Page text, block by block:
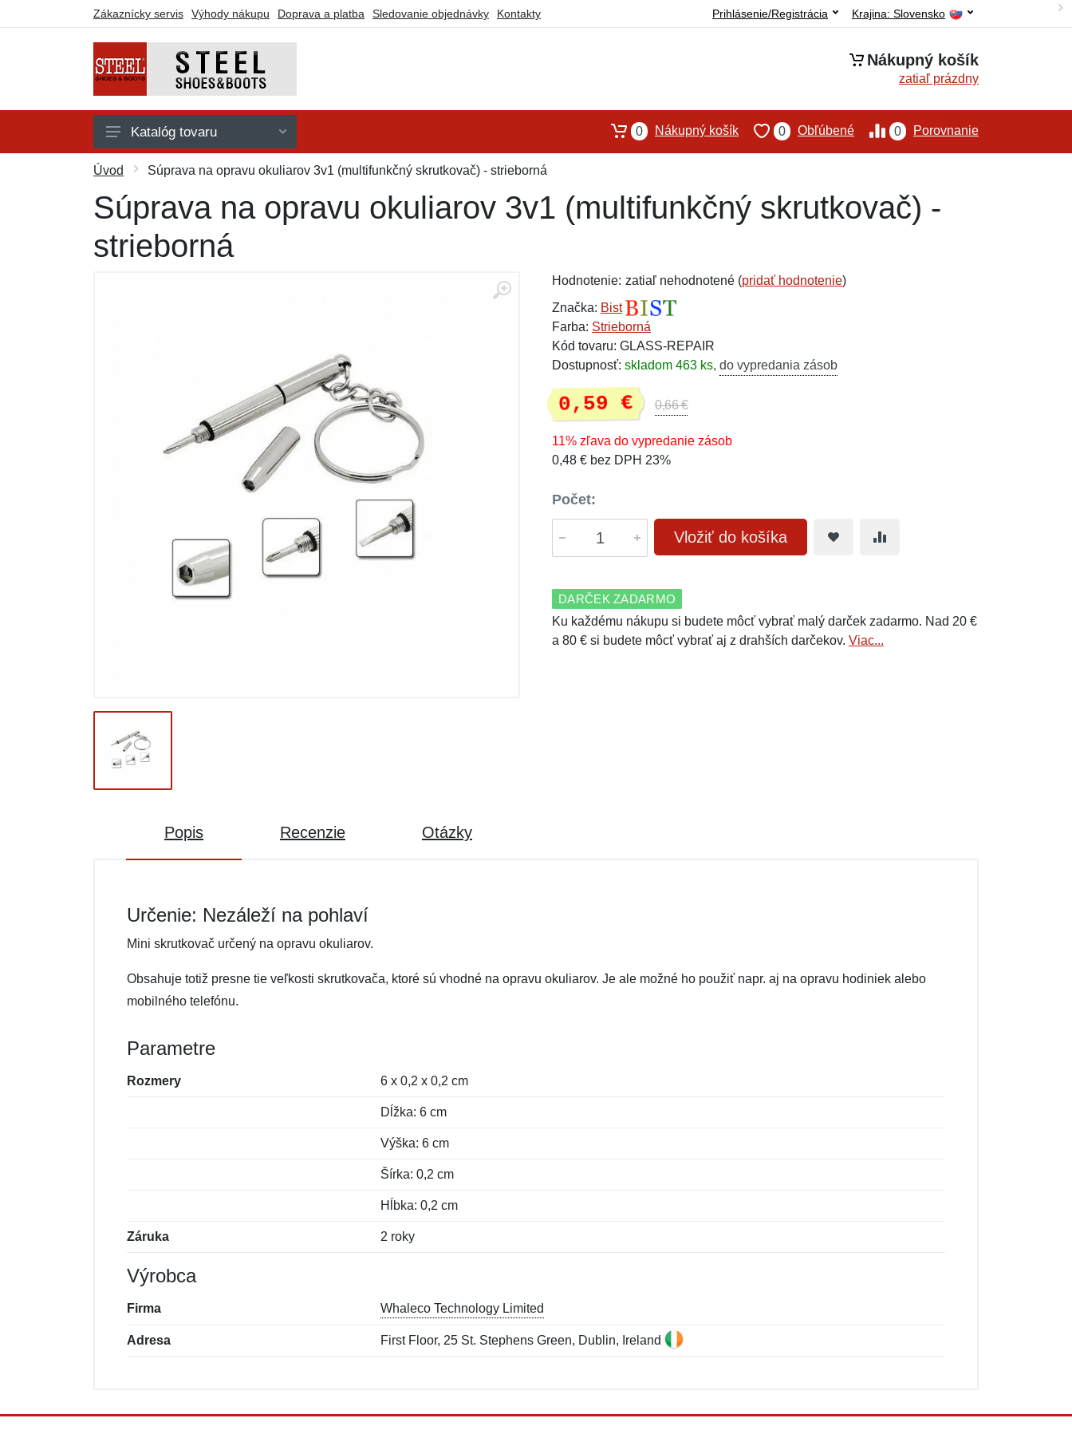
Zákaznícky servis Výhody nákupu Doprava a platba Sledovanie objednávky Kontakty Krajina: Slovensko
Prihlásenie/Registrácia
Nákupný košík
zatiaľ prázdny
3-dierkové
6-dierkové
8-dierkové
10-dierkové
Katalóg tovaru 0 Porovnanie
0 Obľúbené
0 Nákupný košík
Úvod Súprava na opravu okuliarov 3v1 (multifunkčný skrutkovač) - strieborná
Súprava na opravu okuliarov 3v1 (multifunkčný skrutkovač) -
strieborná
Hodnotenie: zatiaľ nehodnotené (pridať hodnotenie)
Značka: Bist
Farba: Strieborná
Kód tovaru: GLASS-REPAIR
Dostupnosť: skladom 463 ks, do vypredania zásob
0,59 € 0,66 €
11% zľava do vypredanie zásob
0,48 € bez DPH 23%
Počet:
Vložiť do košíka
DARČEK ZADARMO
Ku každému nákupu si budete môcť vybrať malý darček zadarmo. Nad 20 €
a 80 € si budete môcť vybrať aj z drahších darčekov. Viac...
Popis Recenzie Otázky
Určenie: Nezáleží na pohlaví
Mini skrutkovač určený na opravu okuliarov.
Obsahuje totiž presne tie veľkosti skrutkovača, ktoré sú vhodné na opravu okuliarov. Je ale možné ho použiť napr. aj na opravu hodiniek alebo
mobilného telefónu.
Parametre
Rozmery 6 x 0,2 x 0,2 cm
Dĺžka: 6 cm
Výška: 6 cm
Šírka: 0,2 cm
Hĺbka: 0,2 cm
Záruka 2 roky
Výrobca
Firma Whaleco Technology Limited
Adresa First Floor, 25 St. Stephens Green, Dublin, Ireland